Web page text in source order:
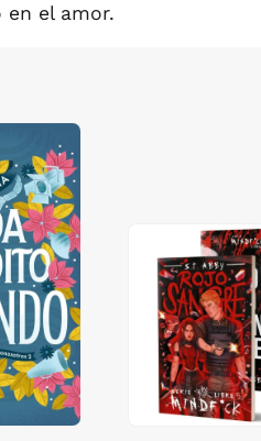
en el amor.